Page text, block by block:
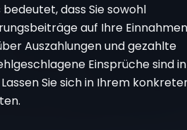
dass Sie sowohl
auf Ihre Einnahmen
Auszahlungen und gezahlte
Einsprüche sind in
Sie sich in Ihrem